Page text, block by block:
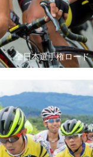
全日本選手権ロード